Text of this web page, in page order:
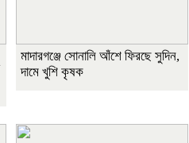
মাদারগঞ্জে সোনালি আঁশে ফিরছে সুদিন,
দামে খুশি কৃষক